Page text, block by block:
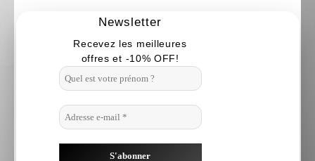
Newsletter
Recevez les meilleures
offres et -10% OFF!